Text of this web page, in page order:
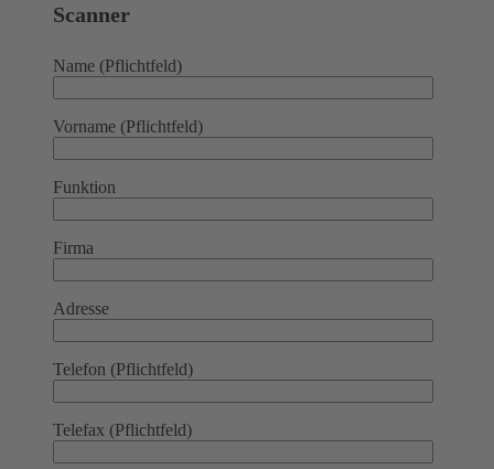
Scanner
Name (Pflichtfeld)
Vorname (Pflichtfeld)
Funktion
Firma
Adresse
Telefon (Pflichtfeld)
Telefax (Pflichtfeld)